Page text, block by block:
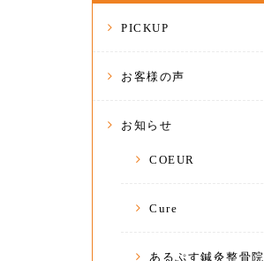
PICKUP
お客様の声
お知らせ
COEUR
Cure
あるぷす鍼灸整骨院